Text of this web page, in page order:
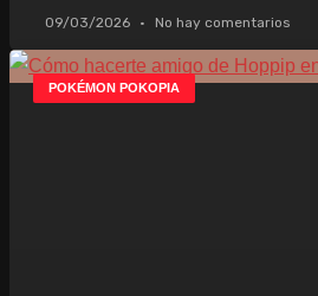
09/03/2026 No hay comentarios
POKÉMON POKOPIA